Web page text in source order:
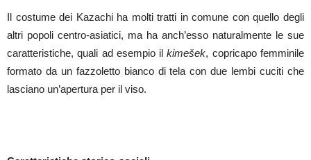
Il costume dei Kazachi ha molti tratti in comune con quello degli
altri popoli centro-asiatici, ma ha anch’esso naturalmente le sue
caratteristiche, quali ad esempio ilkimešek, copricapo femminile
formato da un fazzoletto bianco di tela con due lembi cuciti che
lasciano un’apertura per il viso.